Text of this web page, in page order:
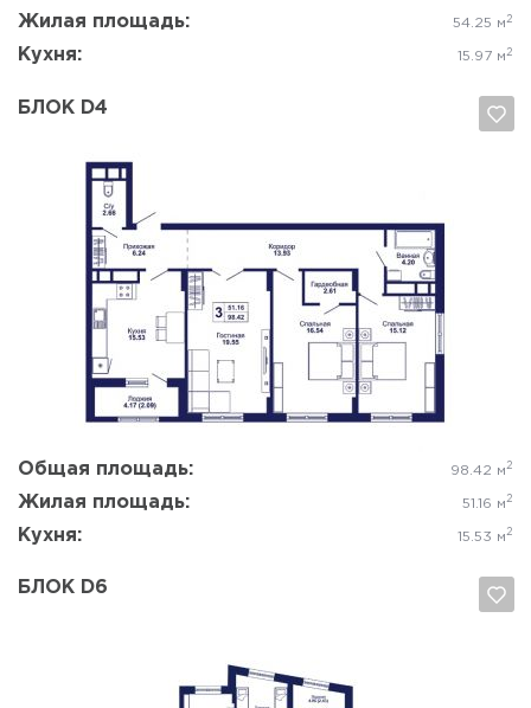
Жилая площадь: 54.25 м 2
Кухня: 15.97 м 2
БЛОК D4
Общая площадь: 98.42 м 2
Жилая площадь: 51.16 м 2
Кухня: 15.53 м 2
Да, удалить Отмена
БЛОК D6